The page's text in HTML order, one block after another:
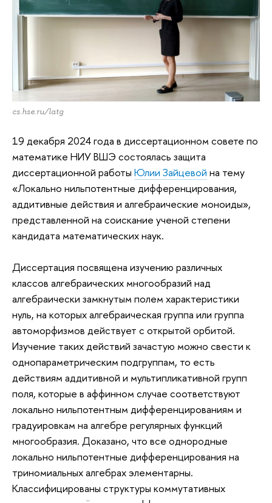
cs.hse.ru/latg
19 декабря 2024 года в диссертационном совете по
математике НИУ ВШЭ состоялась защита
диссертационной работы Юлии Зайцевой на тему
«Локально нильпотентные дифференцирования,
аддитивные действия и алгебраические моноиды»,
представленной на соискание ученой степени
кандидата математических наук.
Диссертация посвящена изучению различных
классов алгебраических многообразий над
алгебраически замкнутым полем характеристики
нуль, на которых алгебраическая группа или группа
автоморфизмов действует с открытой орбитой.
Изучение таких действий зачастую можно свести к
однопараметрическим подгруппам, то есть
действиям аддитивной и мультипликативной групп
поля, которые в аффинном случае соответствуют
локально нильпотентным дифференцированиям и
градуировкам на алгебре регулярных функций
многообразия. Доказано, что все однородные
локально нильпотентные дифференцирования на
триномиальных алгебрах элементарны.
Классифицированы структуры коммутативных